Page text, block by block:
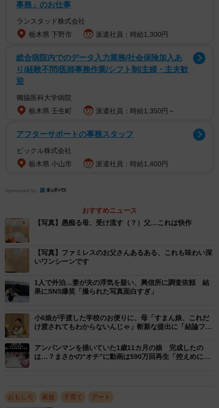
豪快なタッチで描かれた母が「あのさ、しごとの人がね、
でんしれんじをつかったんだけど、わっとをまちがえたの
ね！！あの人なんかへんだよね～！！」と相槌をうつ…。
リアルです（きらのどんさん提供）
かされるばかりだ。
きらのどんさんにお話を聞いた。
きらのどん：年齢は6歳、小学1年生です。性格はすごく明
事務」のお仕事
ランスタッド株式会社
栃木県 下野市
派遣社員：時給1,300円
総合病院内でのデータ入力業務/社会保険加入あ
り/経験不問/医師事務作業/シフト制/主婦・主夫歓
迎
獨協医科大学病院
栃木県 壬生町
派遣社員：時給1,350円～
アフターサポートの事務スタッフ
ピックル株式会社
栃木県 小山市
派遣社員：時給1,400円
Sponsored by
おすすめニュース
【写真】愚痴る母、受け流す（？）父…これは快作
【写真】ファミレスのお父さんあるある、これも味わい深
いワンシーンです
1人で外泊…妻が夫の浮気を疑い、興信所に調査依頼 結
果にSNS爆笑「撮られた写真面白すぎ」
小6娘が手渡した学校のお便りに、母「すまん娘、これだ
け渡されてもわからないんじゃ」斬新な提出に「結論ファ
アンパンマンを描いていた1歳11カ月の娘 完成したの
は…？まさかの“オチ”に動画は590万回再生「控えめに言
おもしろ 家族 子育て アート